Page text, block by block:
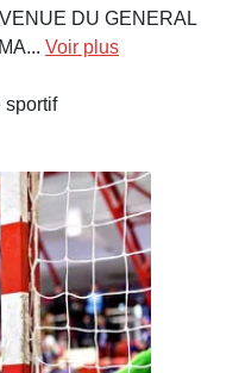
DU GENERAL
Voir plus
sportif